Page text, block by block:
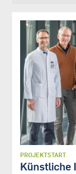
PROJEKTSTART
Künstliche